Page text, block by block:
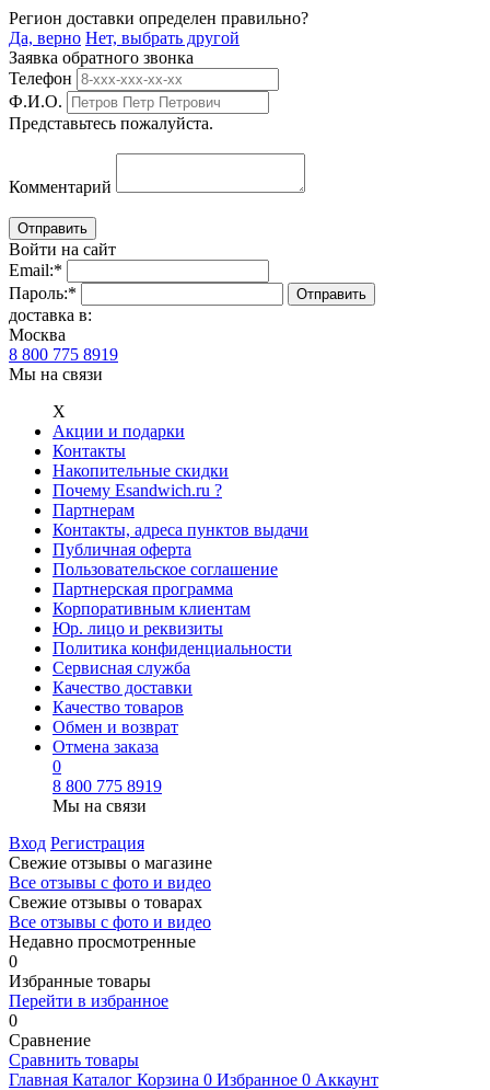
Регион доставки определен правильно?
Да, верно Нет, выбрать другой
Заявка обратного звонка
Телефон
Ф.И.О.
Представьтесь пожалуйста.
Комментарий
Войти на сайт
Email:*
Пароль:*
доставка в:
Москва
8 800 775 8919
Мы на связи
Х
Акции и подарки
Контакты
Накопительные скидки
Почему Esandwich.ru ?
Партнерам
Контакты, адреса пунктов выдачи
Публичная оферта
Пользовательское соглашение
Партнерская программа
Корпоративным клиентам
Юр. лицо и реквизиты
Политика конфиденциальности
Сервисная служба
Качество доставки
Качество товаров
Обмен и возврат
Отмена заказа
0
8 800 775 8919
Мы на связи
Вход Регистрация
Свежие отзывы о магазине
Все отзывы с фото и видео
Свежие отзывы о товарах
Все отзывы c фото и видео
Недавно просмотренные
0
Избранные товары
Перейти в избранное
0
Сравнение
Сравнить товары
Главная Каталог Корзина 0 Избранное 0 Аккаунт